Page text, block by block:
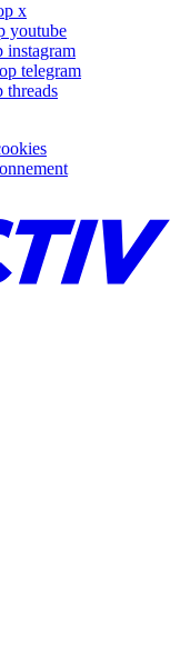
x
youtube
instagram
telegram
threads